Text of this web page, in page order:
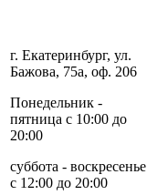
г. Екатеринбург, ул.
Бажова, 75а, оф. 206
Понедельник -
пятница с 10:00 до
20:00
суббота - воскресенье
с 12:00 до 20:00